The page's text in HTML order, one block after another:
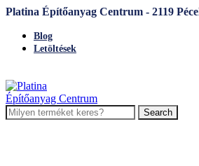
Platina Építőanyag Centrum - 2119
Blog
Letöltések
Search